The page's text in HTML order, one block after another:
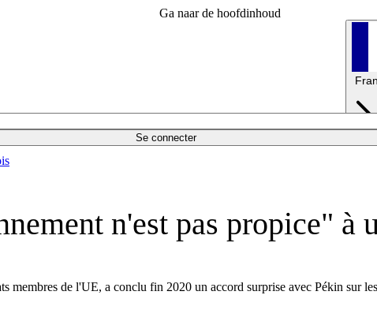
Ga naar de hoofdinhoud
Se connecter
n'est pas propice" à
de l'UE, a conclu fin 2020 un accord surprise avec Pékin sur